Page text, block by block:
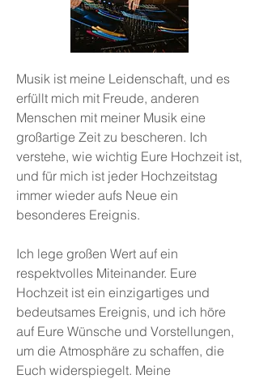
Musik ist meine Leidenschaft, und es
erfüllt mich mit Freude, anderen
Menschen mit meiner Musik eine
großartige Zeit zu bescheren. Ich
verstehe, wie wichtig Eure Hochzeit ist,
und für mich ist jeder Hochzeitstag
immer wieder aufs Neue ein
besonderes Ereignis.
Ich lege großen Wert auf ein
respektvolles Miteinander. Eure
Hochzeit ist ein einzigartiges und
bedeutsames Ereignis, und ich höre
auf Eure Wünsche und Vorstellungen,
um die Atmosphäre zu schaffen, die
Euch widerspiegelt. Meine